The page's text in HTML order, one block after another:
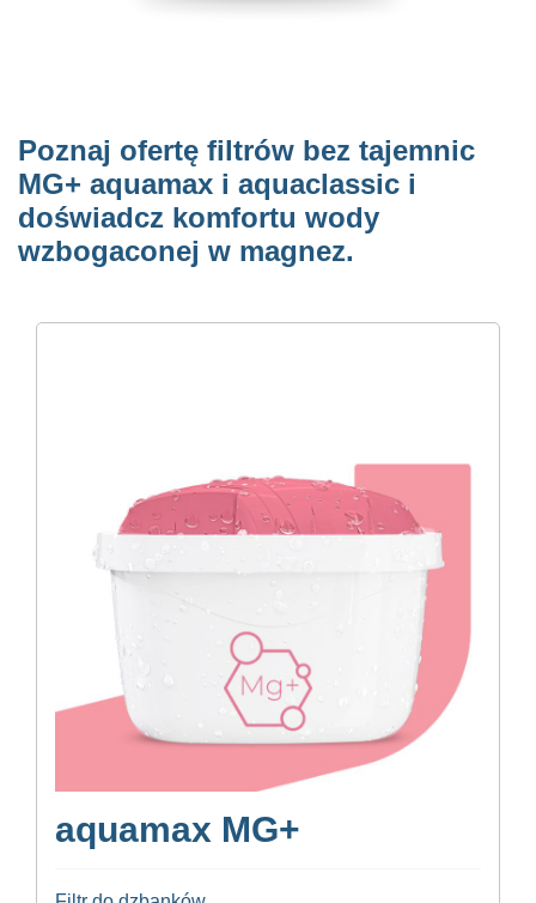
Poznaj ofertę filtrów bez tajemnic
MG+ aquamax i aquaclassic i
doświadcz komfortu wody
wzbogaconej w magnez.
aquamax MG+